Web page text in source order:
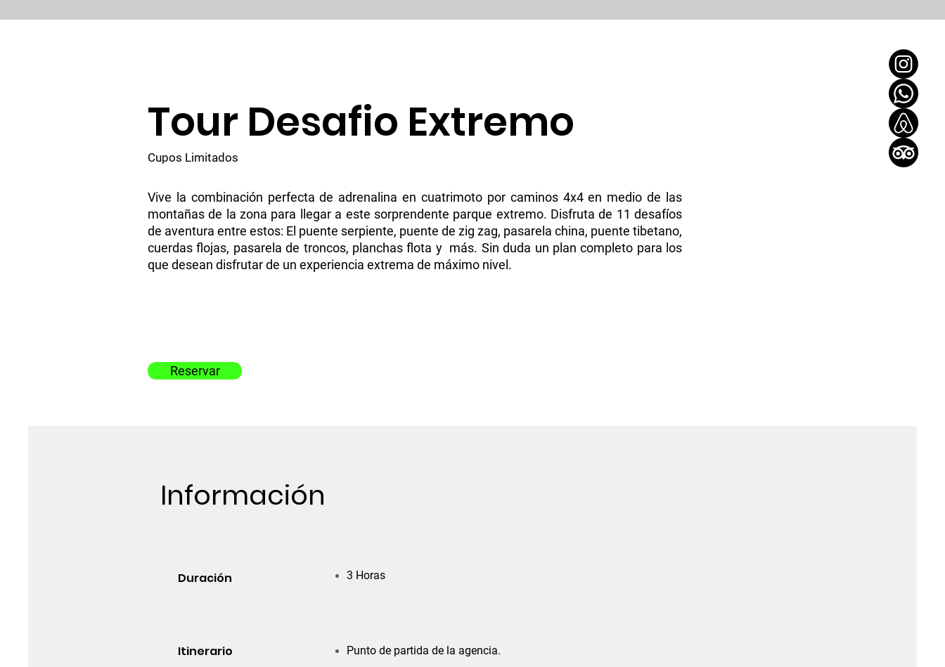
Tour Desafio Extremo
Cupos Limitados
Vive la combinación perfecta de adrenalina en cuatrimoto por caminos 4x4 en medio de las
montañas de la zona para llegar a este sorprendente parque extremo. Disfruta de 11 desafíos
de aventura entre estos: El puente serpiente, puente de zig zag, pasarela china, puente tibetano,
cuerdas flojas, pasarela de troncos, planchas flota y más. Sin duda un plan completo para los
que desean disfrutar de un experiencia extrema de máximo nivel.
Reservar
Información
Duración
Itinerario
3 Horas
Punto de partida de la agencia.